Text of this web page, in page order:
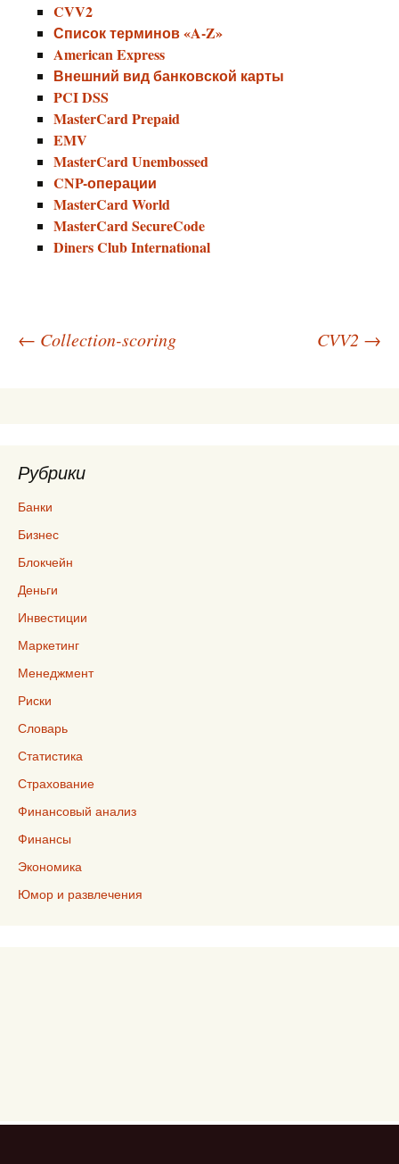
CVV2
Список терминов «A-Z»
American Express
Внешний вид банковской карты
PCI DSS
MasterCard Prepaid
EMV
MasterCard Unembossed
CNP-операции
MasterCard World
MasterCard SecureCode
Diners Club International
Навигация
← Collection-scoring CVV2 →
Рубрики
Банки
Бизнес
Блокчейн
Деньги
Инвестиции
Маркетинг
Менеджмент
Риски
Словарь
Статистика
Страхование
Финансовый анализ
Финансы
Экономика
Юмор и развлечения